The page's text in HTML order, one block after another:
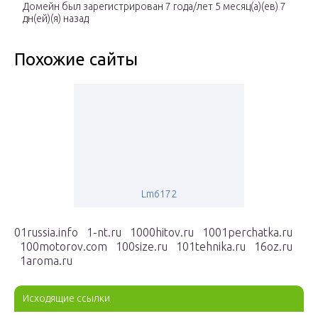
Домейн был зарегистрирован 7 года/лет 5 месяц(а)(ев) 7
дн(ей)(я) назад
Похожие сайты
Lm6172
01russia.info 1-nt.ru 1000hitov.ru 1001perchatka.ru
100motorov.com 100size.ru 101tehnika.ru 16oz.ru
1aroma.ru
Исходящие ссылки